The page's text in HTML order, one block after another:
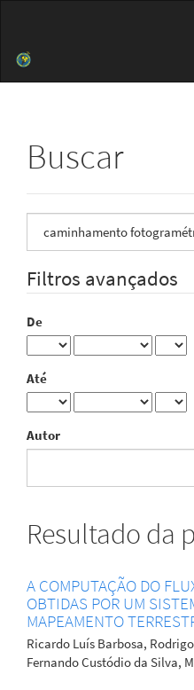
Barra
Buscar
termo
Filtros avançados
De
Até
Autor
Resultado da
A COMPUTAÇÃO DO
OBTIDAS POR UM
MAPEAMENTO
Ricardo Luís Barbosa,
Fernando Custódio da Silva,